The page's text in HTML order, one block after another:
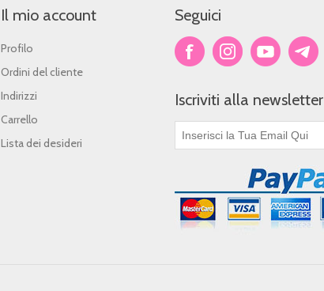
Il mio account
Profilo
Ordini del cliente
Indirizzi
Carrello
Lista dei desideri
Seguici
Iscriviti alla newsletter